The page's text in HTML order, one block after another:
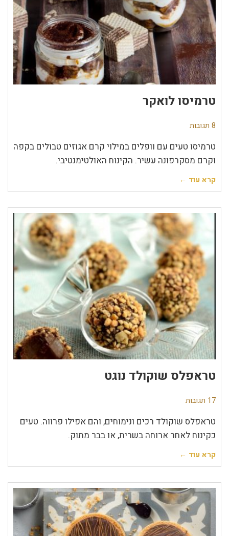
טרמיסו לואקר
8 תגובות
טרמיסו טעים עם וופלים במילוי קרם אגוזים טבולים בקפה
וקרם מסקרפונה עשיר. הקינוח האולטימנטיבי.
קרא עוד ←
טראפלס שוקולד נוגט
17 תגובות
טראפלס שוקולד רכים ונימוחים, והם אפילו פרווה. טעים
כקינוח לאחר ארוחה בשרית, או בבר מתוק.
קרא עוד ←